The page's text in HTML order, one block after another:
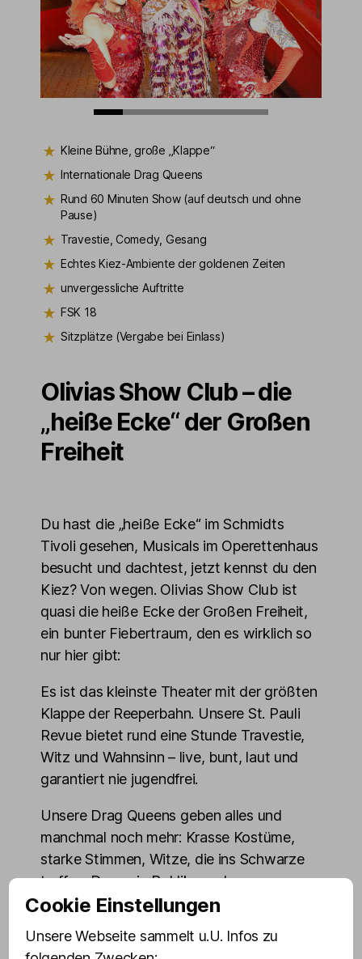
Kleine Bühne, große „Klappe“
Internationale Drag Queens
Rund 60 Minuten Show (auf deutsch und ohne
Pause)
Travestie, Comedy, Gesang
Echtes Kiez-Ambiente der goldenen Zeiten
unvergessliche Auftritte
FSK 18
Sitzplätze (Vergabe bei Einlass)
Olivias Show Club – die
„heiße Ecke“ der Großen
Freiheit
Du hast die „heiße Ecke“ im Schmidts
Tivoli gesehen, Musicals im Operettenhaus
besucht und dachtest, jetzt kennst du den
Kiez? Von wegen. Olivias Show Club ist
quasi die heiße Ecke der Großen Freiheit,
ein bunter Fiebertraum, den es wirklich so
nur hier gibt:
Es ist das kleinste Theater mit der größten
Klappe der Reeperbahn. Unsere St. Pauli
Revue bietet rund eine Stunde Travestie,
Witz und Wahnsinn – live, bunt, laut und
garantiert nie jugendfrei.
Unsere Drag Queens geben alles und
manchmal noch mehr: Krasse Kostüme,
starke Stimmen, Witze, die ins Schwarze
treffen. Dazu ein Publikum, das am
nächsten Tag heiser ist.
Drinnen ist es kuschelig aber klimatisiert,
Cookie Einstellungen
Unsere Webseite sammelt u.U. Infos zu